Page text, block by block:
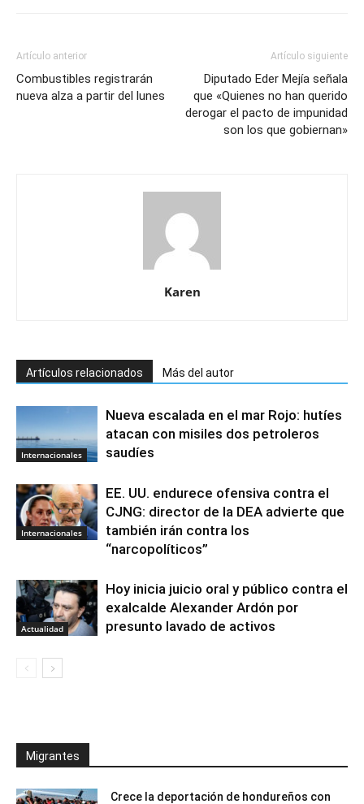
Artículo anterior
Combustibles registrarán
nueva alza a partir del lunes
Artículo siguiente
Diputado Eder Mejía señala
que «Quienes no han querido
derogar el pacto de impunidad
son los que gobiernan»
Karen
Artículos relacionados Más del autor
Internacionales
Nueva escalada en el mar Rojo: hutíes
atacan con misiles dos petroleros
saudíes
Internacionales
EE. UU. endurece ofensiva contra el
CJNG: director de la DEA advierte que
también irán contra los
“narcopolíticos”
Actualidad
Hoy inicia juicio oral y público contra el
exalcalde Alexander Ardón por
presunto lavado de activos
Migrantes
Crece la deportación de hondureños con